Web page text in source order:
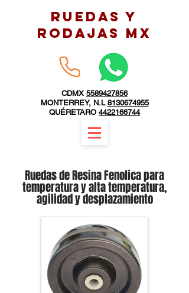
CDMX 5589427856
MONTERREY, N.L 8130674955
QUÉRETARO 4422166744
RUEDAS Y
RODAJAS MX
Ruedas de Resina Fenolica para
temperatura y alta temperatura,
agilidad y desplazamiento